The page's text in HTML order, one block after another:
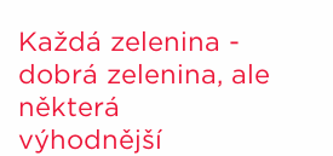
Každá zelenina -
dobrá zelenina, ale
některá
výhodnější